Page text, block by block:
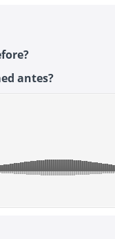
antes?